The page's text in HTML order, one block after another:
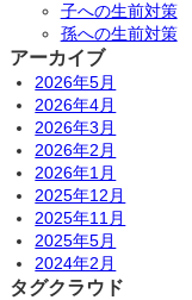
子への生前対策
孫への生前対策
アーカイブ
2026年5月
2026年4月
2026年3月
2026年2月
2026年1月
2025年12月
2025年11月
2025年5月
2024年2月
タグクラウド